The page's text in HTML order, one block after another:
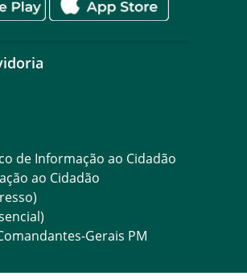
de Informação ao Cidadão
ao Cidadão
Gerais PM